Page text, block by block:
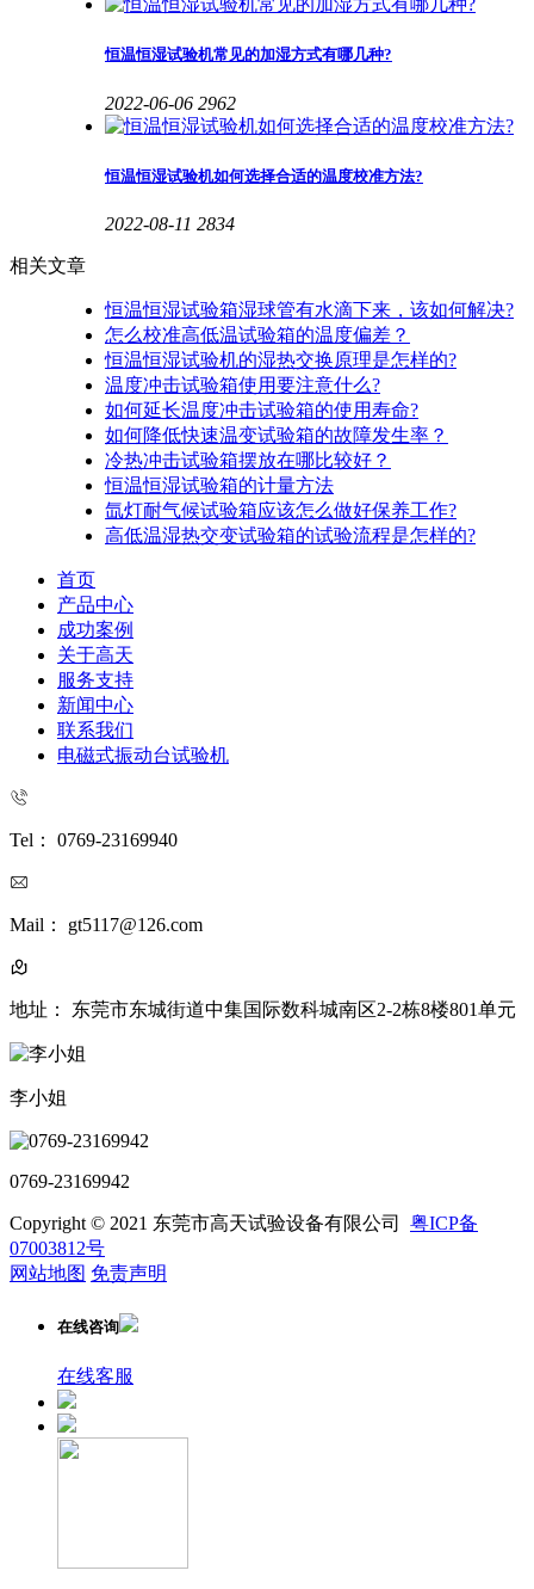
恒温恒湿试验机常见的加湿方式有哪几种?
2022-06-06 2962
恒温恒湿试验机如何选择合适的温度校准方法?
2022-08-11 2834
相关文章
恒温恒湿试验箱湿球管有水滴下来，该如何解决?
怎么校准高低温试验箱的温度偏差？
恒温恒湿试验机的湿热交换原理是怎样的?
温度冲击试验箱使用要注意什么?
如何延长温度冲击试验箱的使用寿命?
如何降低快速温变试验箱的故障发生率？
冷热冲击试验箱摆放在哪比较好？
恒温恒湿试验箱的计量方法
氙灯耐气候试验箱应该怎么做好保养工作?
高低温湿热交变试验箱的试验流程是怎样的?
首页
产品中心
成功案例
关于高天
服务支持
新闻中心
联系我们
电磁式振动台试验机
Tel： 0769-23169940
Mail： gt5117@126.com
地址： 东莞市东城街道中集国际数科城南区2-2栋8楼801单元
李小姐
0769-23169942
Copyright © 2021 东莞市高天试验设备有限公司 粤ICP备
07003812号
网站地图 免责声明
在线咨询
在线客服